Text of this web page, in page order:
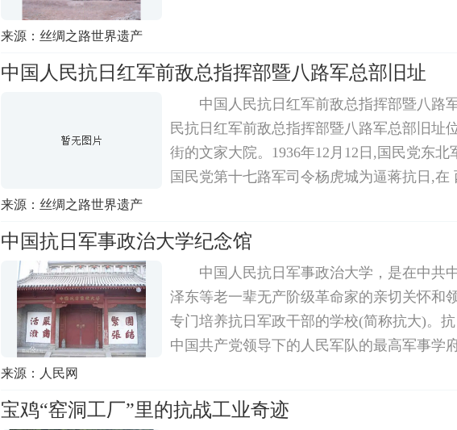
来源：丝绸之路世界遗产
中国人民抗日红军前敌总指挥部暨八路军总部旧址
中国人民抗日红军前敌总指挥部暨八路
民抗日红军前敌总指挥部暨八路军总部旧址
街的文家大院。1936年12月12日,国民党东北
国民党第十七路军司令杨虎城为逼蒋抗日,在
外的 西安事变。以何应钦为首的亲日派利
来源：丝绸之路世界遗产
中国抗日军事政治大学纪念馆
中国人民抗日军事政治大学，是在中共
泽东等老一辈无产阶级革命家的亲切关怀和
专门培养抗日军政干部的学校(简称抗大)。
中国共产党领导下的人民军队的最高军事学
1931年创建于江西瑞金的中国红军学校，
来源：人民网
宝鸡“窑洞工厂”里的抗战工业奇迹